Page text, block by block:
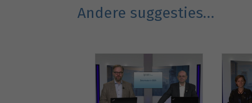
Andere suggesties…